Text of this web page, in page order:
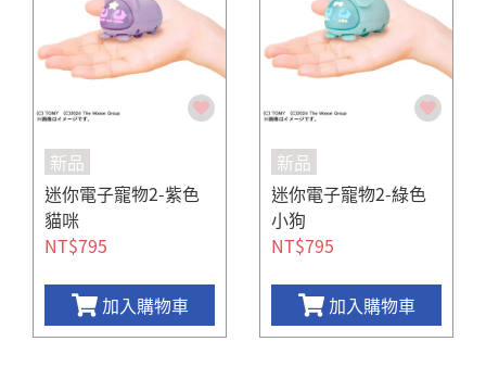
新品
迷你電子寵物2-紫色
貓咪
NT$795
加入購物車
新品
迷你電子寵物2-綠色
小狗
NT$795
加入購物車